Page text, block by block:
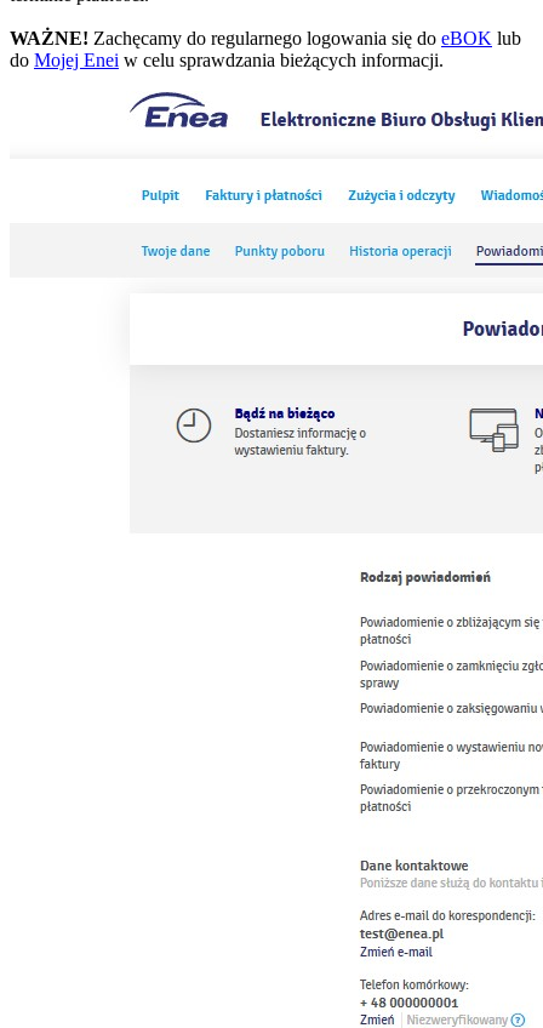
WAŻNE! Zachęcamy do regularnego logowania się do eBOK lub
do Mojej Enei w celu sprawdzania bieżących informacji.